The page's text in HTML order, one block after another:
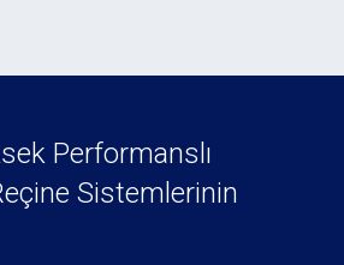
Performanslı
Sistemlerinin